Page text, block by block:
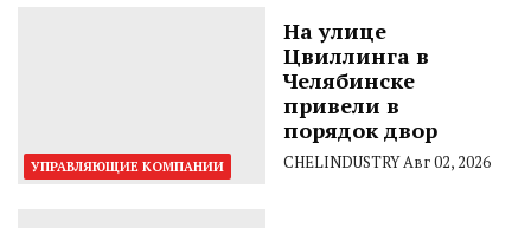
УПРАВЛЯЮЩИЕ КОМПАНИИ
На улице
Цвиллинга в
Челябинске
привели в
порядок двор
CHELINDUSTRYАвг 02, 2026